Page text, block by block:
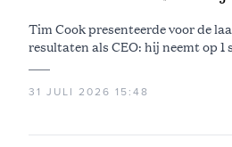
Tim Cook presenteerde voor de
resultaten als CEO: hij neemt op 1
31 JULI 2026 15:48